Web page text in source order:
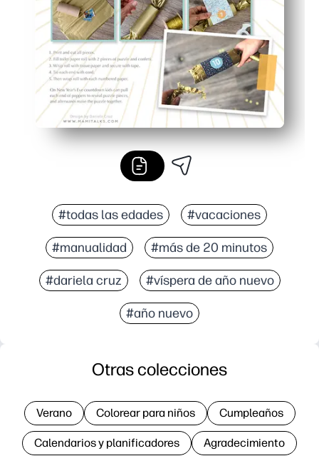
#todas las edades #vacaciones
#manualidad #más de 20 minutos
#dariela cruz #víspera de año nuevo
#año nuevo
Otras colecciones
Verano Colorear para niños Cumpleaños
Calendarios y planificadores Agradecimiento